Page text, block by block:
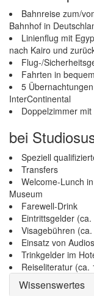
Bahnreise zum/
Bahnhof in
Linienflug mit
nach Kairo und
Flug-/
Fahrten in
5
InterContinental
Doppelzimmer
bei
Speziell
Transfers
Welcome-Lunch
Museum
Farewell-Drink
Eintrittsgelder
Visagebühren
Einsatz von
Trinkgelder im
Reiseliteratur (ca.
Wissenswertes